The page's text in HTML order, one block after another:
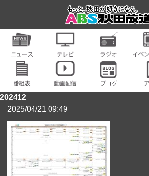
202412
2025/04/21 09:49